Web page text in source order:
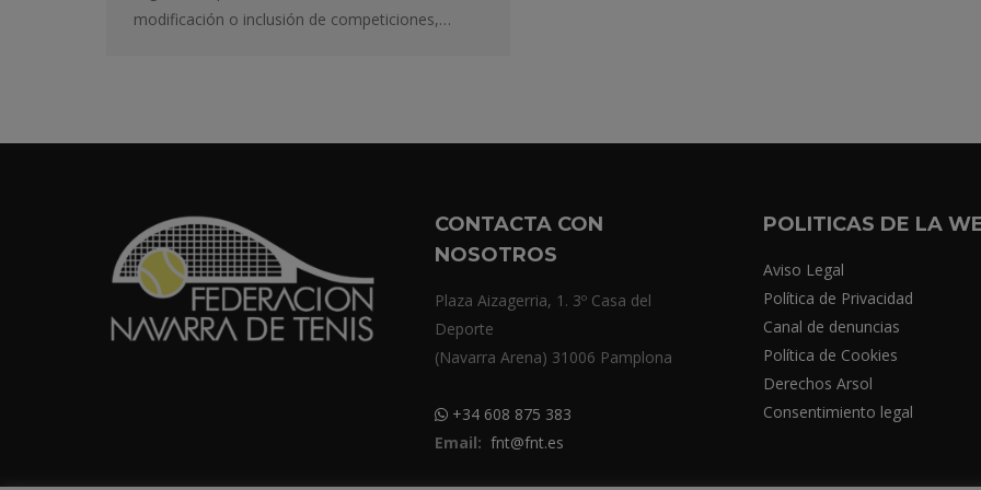
modificación o inclusión de competiciones,…
CONTACTA CON
NOSOTROS
Plaza Aizagerria, 1. 3º Casa del
Deporte
(Navarra Arena) 31006 Pamplona
+34 608 875 383
Email: fnt@fnt.es
POLITICAS DE LA
Aviso Legal
Política de Privacidad
Canal de denuncias
Política de Cookies
Derechos Arsol
Consentimiento legal